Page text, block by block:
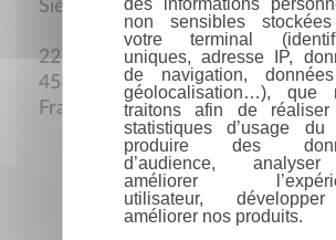
Siège social
22 Allée D'Alembert
45800 Saint-Jean-de-Braye
France
non sensibles
votre terminal
uniques, adresse IP,
de navigation,
géolocalisation…), que
traitons afin de
statistiques d’usage du
produire des
d’audience,
améliorer
utilisateur,
améliorer nos produits.